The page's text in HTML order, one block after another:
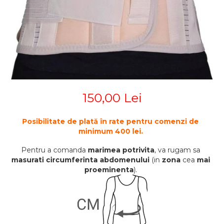
SUPERIOR
ORTEZE PENTRU MEMBRUL
INFERIOR
ORTEZE PENTRU COLOANA
VERTEBRALA
ORTEZE FACIALE
PROTEZA EXTERNA DE SAN
SUSTINATORI PLANTARI
PERSONALIZATI
PLASTURI
PRODUSE ABENA
SALTELE ANTIESCARE
SCAUNE DE DUS
SCAUNE DE TOALETA
STETOSCOAPE LITTMANN
TENSIOMETRE
TERMOMETRE
150,00 Lei
Posibilitate de plată în rate pentru comenzi de
minimum 400 lei.
Pentru a comanda marimea potrivita, va rugam sa
masurati circumferinta abdomenului(in zonacea mai
proeminenta).